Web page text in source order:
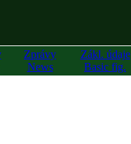
Zprávy
News
Zákl. údaje
Basic fig.